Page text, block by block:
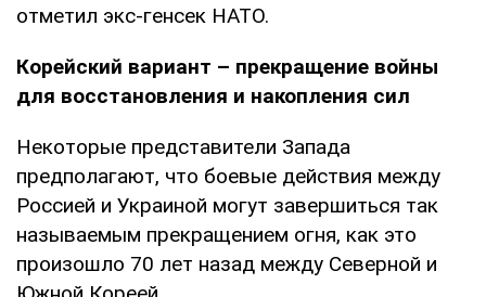
отметил экс-генсек НАТО.
Корейский вариант – прекращение войны
для восстановления и накопления сил
Некоторые представители Запада
предполагают, что боевые действия между
Россией и Украиной могут завершиться так
называемым прекращением огня, как это
произошло 70 лет назад между Северной и